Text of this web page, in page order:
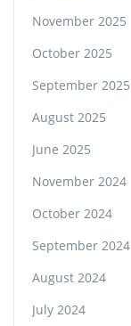
November 2025
October 2025
September 2025
August 2025
June 2025
November 2024
October 2024
September 2024
August 2024
July 2024